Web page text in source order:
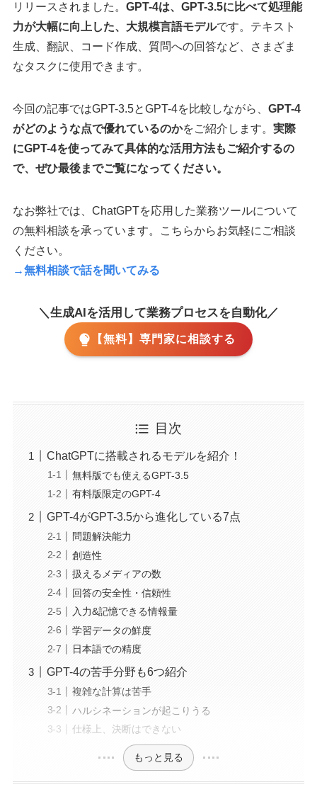
リリースされました。 GPT-4は、GPT-3.5に比べて処理能
力が大幅に向上した、大規模言語モデルです。テキスト
生成、翻訳、コード作成、質問への回答など、さまざま
なタスクに使用できます。
今回の記事ではGPT-3.5とGPT-4を比較しながら、 GPT-4
がどのような点で優れているのかをご紹介します。 実際
にGPT-4を使ってみて具体的な活用方法もご紹介するの
で、ぜひ最後までご覧になってください。
なお弊社では、ChatGPTを応用した業務ツールについて
の無料相談を承っています。こちらからお気軽にご相談
ください。
→無料相談で話を聞いてみる
＼生成AIを活用して業務プロセスを自動化／
【無料】専門家に相談する
目次
ChatGPTに搭載されるモデルを紹介！
無料版でも使えるGPT-3.5
有料版限定のGPT-4
GPT-4がGPT-3.5から進化している7点
問題解決能力
創造性
扱えるメディアの数
回答の安全性・信頼性
入力&記憶できる情報量
学習データの鮮度
日本語での精度
GPT-4の苦手分野も6つ紹介
複雑な計算は苦手
ハルシネーションが起こりうる
仕様上、決断はできない
もっと見る